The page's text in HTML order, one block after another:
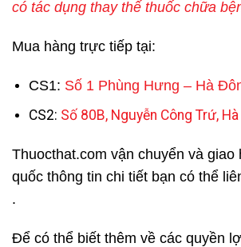
có tác dụng thay thế thuốc chữa
Mua hàng trực tiếp tại:
CS1: Số 1 Phùng Hưng – Hà
CS2: Số 80B, Nguyễn Công Trứ,
Thuocthat.com vận chuyển và giao
quốc thông tin chi tiết bạn có thể
.
Để có thể biết thêm về các quyền